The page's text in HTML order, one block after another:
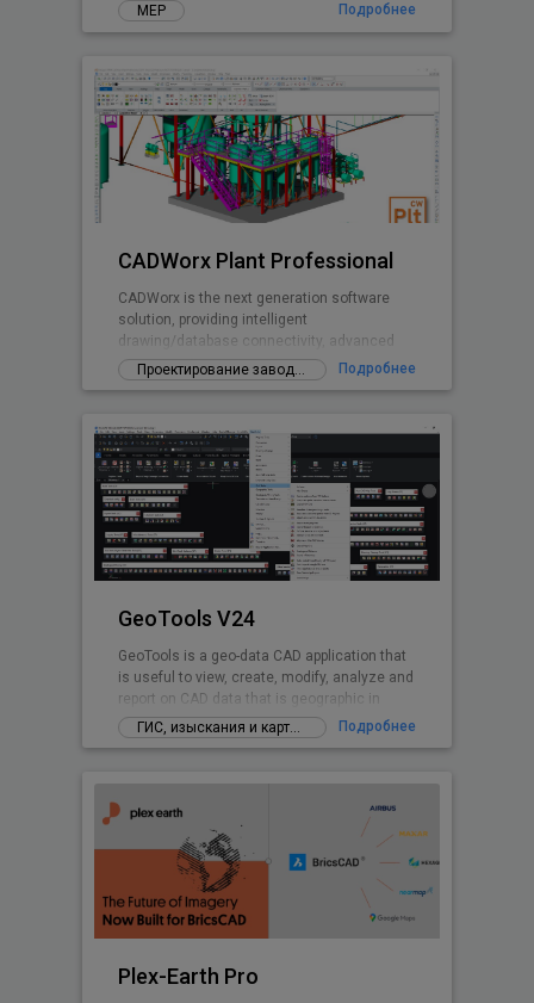
MEP
Подробнее
CADWorx Plant Professional
CADWorx is the next generation software
solution, providing intelligent
drawing/database connectivity, advanced
levels of automation, easy-to-use drafting
tool
Проектирование заводов Подробнее
GeoTools V24
GeoTools is a geo-data CAD application that
is useful to view, create, modify, analyze and
report on CAD data that is geographic in
nature.
ГИС, изыскания и картографирование Подробнее
Plex-Earth Pro